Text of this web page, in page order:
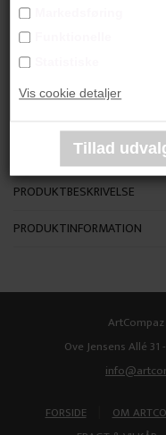
Vis cookie detaljer
"Uden Titel"
H: 20 cm.
PRODUKTBESKRIVELSE
PRODUKTINFORMATION
ArtCompaz
Ove Jensens Allé
FORSIDE OM